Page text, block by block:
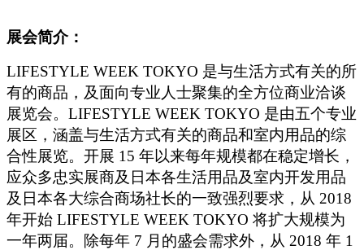
展会简介：
LIFESTYLE WEEK TOKYO 是与生活方式有关的所
有的商品，及面向专业人士聚集的全方位商业洽谈
展览会。LIFESTYLE WEEK TOKYO 是由五个专业
展区，涵盖与生活方式有关的商品和室内用品的综
合性展览。开展 15 年以来每年规模都在稳定增长，
应众多忠实展商及日本各生活用品及室内开发用品
及日本各大综合商场社长的一致强烈要求，从 2018
年开始 LIFESTYLE WEEK TOKYO 将扩大规模为
一年两届。除每年 7 月的盛会需求外，从 2018 年 1